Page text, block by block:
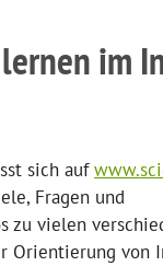
im
sich auf
Fragen und
zu vielen
Orientierung von